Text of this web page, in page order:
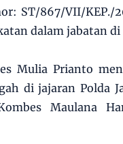
ST/867/VII/KEP./
dalam jabatan
Mulia Prianto
di jajaran Polda
Maulana